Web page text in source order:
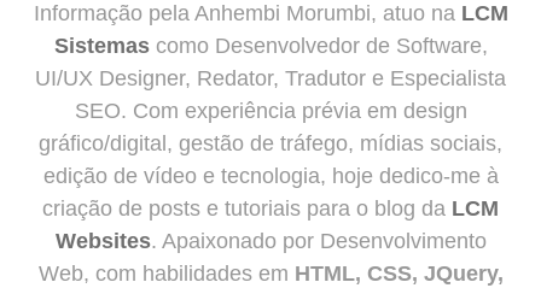
Informação pela Anhembi Morumbi, atuo na LCM
Sistemascomo Desenvolvedor de Software,
UI/UX Designer, Redator, Tradutor e Especialista
SEO. Com experiência prévia em design
gráfico/digital, gestão de tráfego, mídias sociais,
edição de vídeo e tecnologia, hoje dedico-me à
criação de posts e tutoriais para o blog da LCM
Websites. Apaixonado por Desenvolvimento
Web, com habilidades em HTML, CSS, JQuery,